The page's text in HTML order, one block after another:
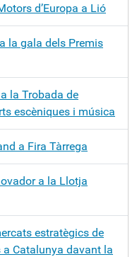
d’Europa a Lió
la gala dels Premis
la Trobada de
escèniques i música
a Fira Tàrrega
a la Llotja
estratègics de
Catalunya davant la